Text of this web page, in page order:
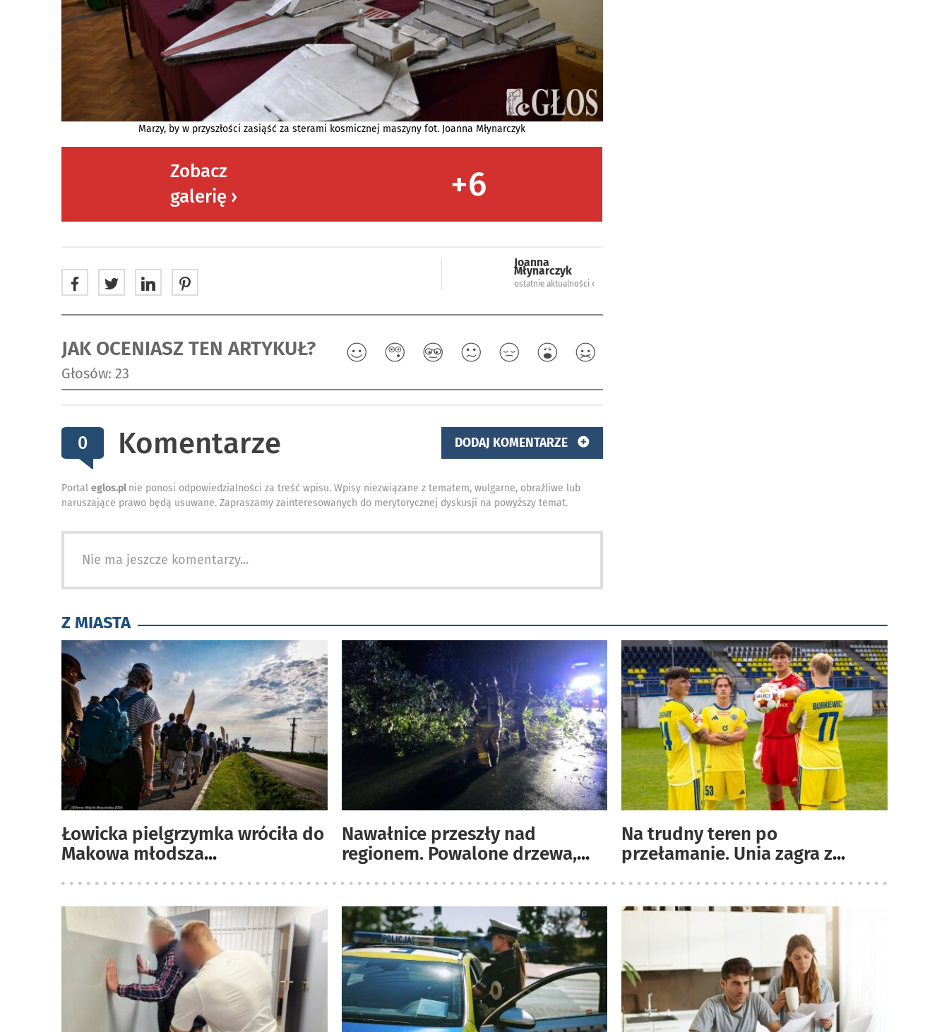
Marzy, by w przyszłości zasiąść za sterami kosmicznej maszyny fot. Joanna Młynarczyk
Zobacz
galerię ›
+6
Joanna
Młynarczyk
ostatnie aktualności ‹
JAK OCENIASZ TEN ARTYKUŁ?
Głosów: 23
0 Komentarze DODAJ KOMENTARZE
Portal eglos.pl nie ponosi odpowiedzialności za treść wpisu. Wpisy niezwiązane z tematem, wulgarne, obraźliwe lub
naruszające prawo będą usuwane. Zapraszamy zainteresowanych do merytorycznej dyskusji na powyższy temat.
Nie ma jeszcze komentarzy...
Z MIASTA
Łowicka pielgrzymka wróciła do
Makowa młodsza...
Nawałnice przeszły nad
regionem. Powalone drzewa,...
Na trudny teren po
przełamanie. Unia zagra z...